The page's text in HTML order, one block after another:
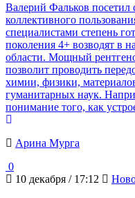
Валерий Фальков
коллективного
специалистами степень
поколения 4+ возводят в
области. Мощный
позволит проводить
химии, физики,
гуманитарных наук.
понимание того, как
Арина Мурга
0
10 декабря / 17:12